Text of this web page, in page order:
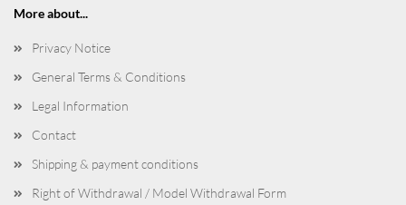
More about...
Privacy Notice
General Terms & Conditions
Legal Information
Contact
Shipping & payment conditions
Right of Withdrawal / Model Withdrawal Form